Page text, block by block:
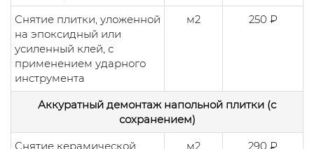
Снятие плитки, уложенной
на эпоксидный или
усиленный клей, с
применением ударного
инструмента
м2 250 ₽
Аккуратный демонтаж напольной плитки (с
сохранением)
Снятие керамической
м2 290 ₽